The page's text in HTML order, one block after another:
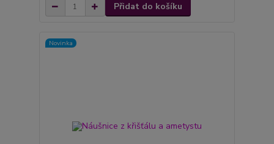
Přidat do košíku
Novinka